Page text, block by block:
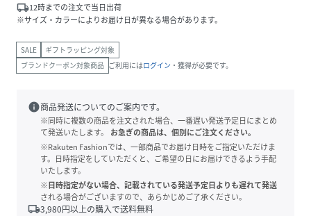
local_shipping12時までの注文で当日出荷
※サイズ・カラーによりお届け日が異なる場合があります。
SALE
ギフトラッピング対象
ブランドクーポン対象商品 ご利用にはログイン ・獲得が必要です。
info商品発送についてのご案内です。
※同時に複数の商品を注文された場合、一番遅い発送予定日にまとめ
て発送いたします。
お急ぎの商品は、個別にご注文ください。
※Rakuten Fashionでは、一部商品でお届け日時をご指定いただけま
す。日時指定をしていただくと、ご希望の日にお届けできるよう手配
いたします。
※日時指定がない場合、記載されている発送予定日よりも遅れて発送
される場合がございますので、あらかじめご了承ください。
local_shipping3,980円以上の購入で送料無料